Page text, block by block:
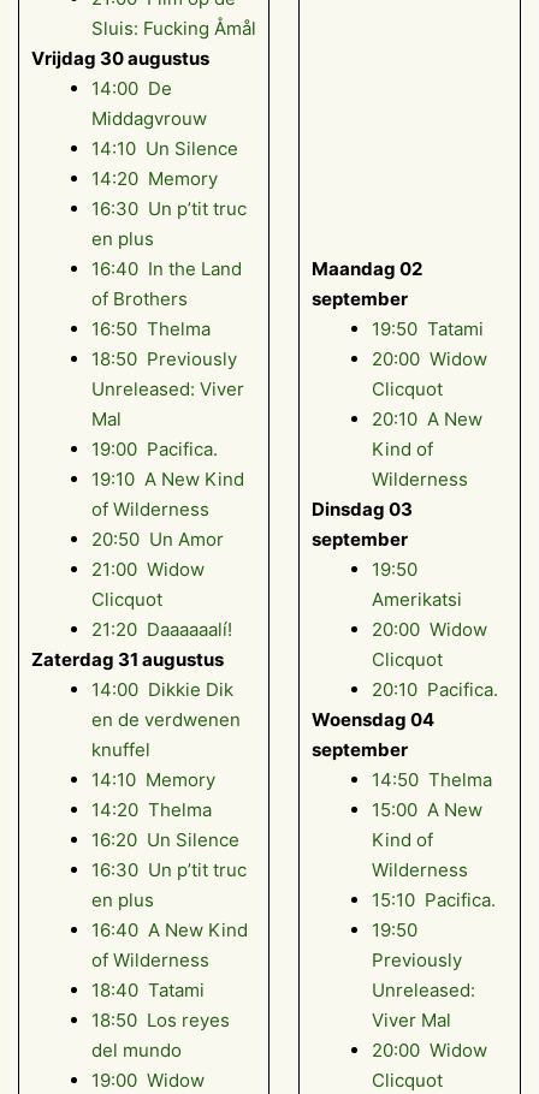
Sluis: Fucking Åmål
Vrijdag 30 augustus
14:00 De
Middagvrouw
14:10 Un Silence
14:20 Memory
16:30 Un p’tit truc
en plus
16:40 In the Land
of Brothers
16:50 Thelma
18:50 Previously
Unreleased: Viver
Mal
19:00 Pacifica.
19:10 A New Kind
of Wilderness
20:50 Un Amor
21:00 Widow
Clicquot
21:20 Daaaaaalí!
Zaterdag 31 augustus
14:00 Dikkie Dik
en de verdwenen
knuffel
14:10 Memory
14:20 Thelma
16:20 Un Silence
16:30 Un p’tit truc
en plus
16:40 A New Kind
of Wilderness
18:40 Tatami
18:50 Los reyes
del mundo
19:00 Widow
Maandag 02
september
19:50 Tatami
20:00 Widow
Clicquot
20:10 A New
Kind of
Wilderness
Dinsdag 03
september
19:50
Amerikatsi
20:00 Widow
Clicquot
20:10 Pacifica.
Woensdag 04
september
14:50 Thelma
15:00 A New
Kind of
Wilderness
15:10 Pacifica.
19:50
Previously
Unreleased:
Viver Mal
20:00 Widow
Clicquot